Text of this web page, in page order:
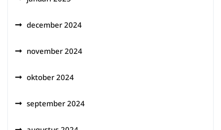
december 2024
november 2024
oktober 2024
september 2024